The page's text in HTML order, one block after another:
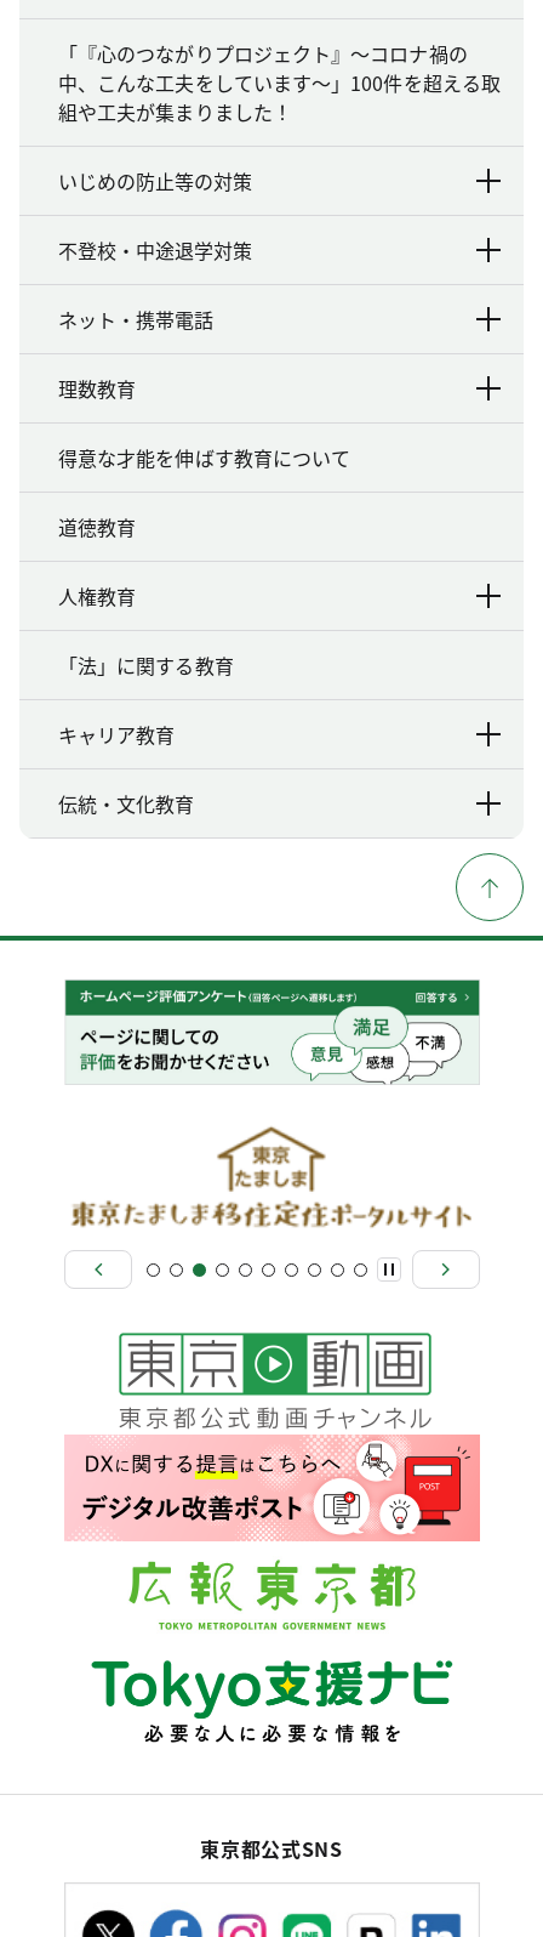
「『心のつながりプロジェクト』～コロナ禍の
中、こんな工夫をしています～」100件を超える取
組や工夫が集まりました！
いじめの防止等の対策
不登校・中途退学対策
ネット・携帯電話
理数教育
得意な才能を伸ばす教育について
道徳教育
人権教育
「法」に関する教育
キャリア教育
伝統・文化教育
東京都公式SNS